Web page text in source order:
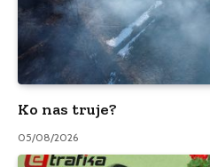
Ko nas truje?
05/08/2026